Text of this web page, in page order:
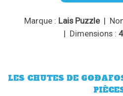
Marque : Lais Puzzle|
| Dimensions :
LES CHUTES DE